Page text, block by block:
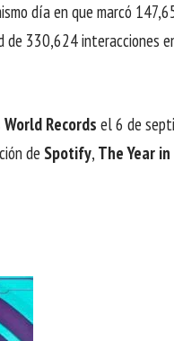
día en que marcó
de 330,624 interacciones
Records el 6 de
de Spotify, The Year in